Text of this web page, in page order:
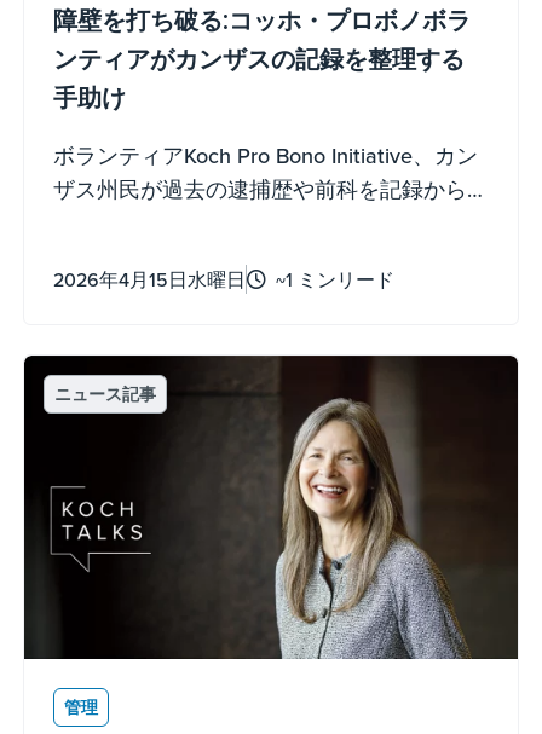
障壁を打ち破る:コッホ・プロボノボラ
ンティアがカンザスの記録を整理する
手助け
ボランティアKoch Pro Bono Initiative、カン
ザス州民が過去の逮捕歴や前科を記録から
2026年4月15日水曜日 ~1 ミンリード
ニュース記事
管理